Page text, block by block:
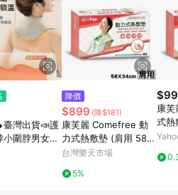
饋網、Google等其他網頁、或
為App都將會造成追蹤中斷而
如顯示之商品規格、顏色、價
不符，以銷售網頁標示為準。
灣樂天回饋規定，逾期訂單將
樂天市場保有更改條款與法律
網站公告為準。
臺灣出貨📣護
小圍脖男女秋
寒帶兜暖貼
降價
$899 (降$181)
康芙麗 Comefree 動
力式熱敷墊 (肩用 58c
mX34cm) CF-2281 專
台灣樂天市場
5%
康
式熱